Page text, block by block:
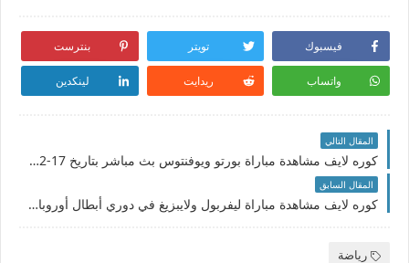
فيسبوك تويتر بنترست
واتساب ريدايت لينكدين
المقال التالي
كوره لايف مشاهدة مباراة بورتو ويوفنتوس بث مباشر بتاريخ 17-02-2021 دوري أبطال أوروبا
المقال السابق
كوره لايف مشاهدة مباراة ليفربول ولايبزيغ في دوري أبطال أوروبا بالتشكيل المتوقع والقنوات الناقلة
رياضة